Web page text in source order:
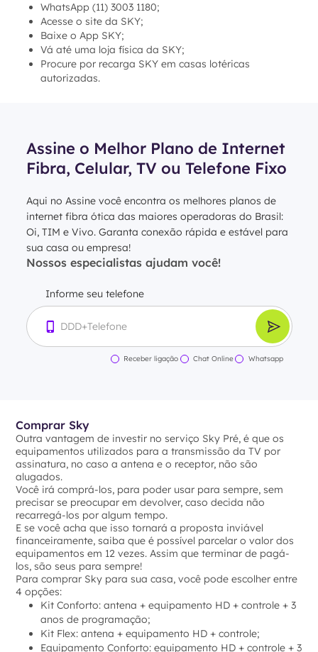
WhatsApp (11) 3003 1180;
Acesse o site da SKY;
Baixe o App SKY;
Vá até uma loja física da SKY;
Procure por recarga SKY em casas lotéricas
autorizadas.
Assine o Melhor Plano de Internet
Fibra, Celular, TV ou Telefone Fixo
Aqui no Assine você encontra os melhores planos de
internet fibra ótica das maiores operadoras do Brasil:
Oi, TIM e Vivo. Garanta conexão rápida e estável para
sua casa ou empresa!
Nossos especialistas ajudam você!
Informe seu telefone
Receber ligação Chat Online Whatsapp
Comprar Sky
Outra vantagem de investir no serviço Sky Pré, é que os
equipamentos utilizados para a transmissão da TV por
assinatura, no caso a antena e o receptor, não são
alugados.
Você irá comprá-los, para poder usar para sempre, sem
precisar se preocupar em devolver, caso decida não
recarregá-los por algum tempo.
E se você acha que isso tornará a proposta inviável
financeiramente, saiba que é possível parcelar o valor dos
equipamentos em 12 vezes. Assim que terminar de pagá-
los, são seus para sempre!
Para comprar Sky para sua casa, você pode escolher entre
4 opções:
Kit Conforto: antena + equipamento HD + controle + 3
anos de programação;
Kit Flex: antena + equipamento HD + controle;
Equipamento Conforto: equipamento HD + controle + 3